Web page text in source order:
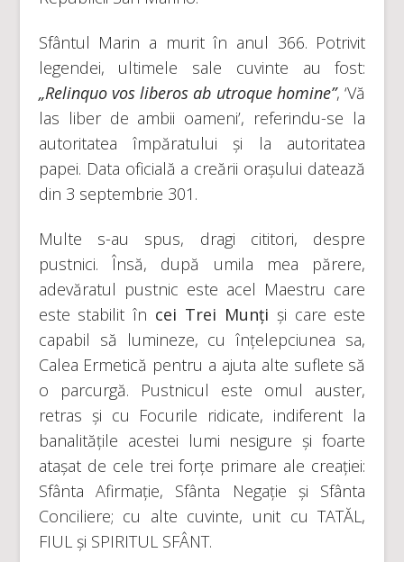
Sfântul Marin a murit în anul 366. Potrivit
legendei, ultimele sale cuvinte au fost:
„Relinquo vos liberos ab utroque homine”, ‘Vă
las liber de ambii oameni’, referindu-se la
autoritatea împăratului și la autoritatea
papei. Data oficială a creării orașului datează
din 3 septembrie 301.
​Multe s-au spus, dragi cititori, despre
pustnici. Însă, după umila mea părere,
adevăratul pustnic este acel Maestru care
este stabilit în cei Trei Munți și care este
capabil să lumineze, cu înțelepciunea sa,
Calea Ermetică pentru a ajuta alte suflete să
o parcurgă. Pustnicul este omul auster,
retras și cu Focurile ridicate, indiferent la
banalitățile acestei lumi nesigure și foarte
atașat de cele trei forțe primare ale creației:
Sfânta Afirmație, Sfânta Negație și Sfânta
Conciliere; cu alte cuvinte, unit cu TATĂL,
FIUL și SPIRITUL SFÂNT.